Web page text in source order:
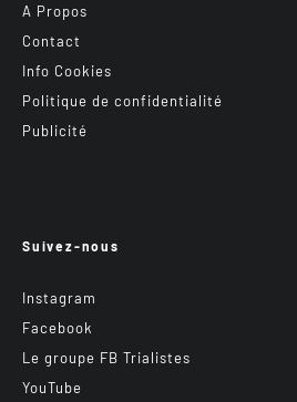
A Propos
Contact
Info Cookies
Politique de confidentialité
Publicité
Suivez-nous
Instagram
Facebook
Le groupe FB Trialistes
YouTube